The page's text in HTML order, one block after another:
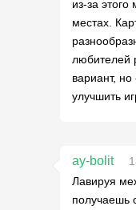
из-за этого
местах.
любителей
вариант,
улучшить
ay-bolit
Лавируя
получаешь